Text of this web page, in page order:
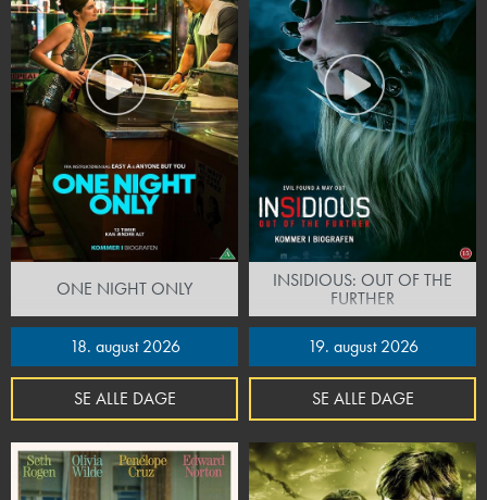
ONE NIGHT ONLY
18. august 2026
SE ALLE DAGE
INSIDIOUS: OUT OF THE
FURTHER
19. august 2026
SE ALLE DAGE